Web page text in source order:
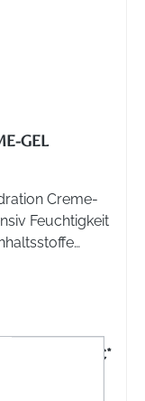
GEL
Creme-
Feuchtigkeit
9,95 €*